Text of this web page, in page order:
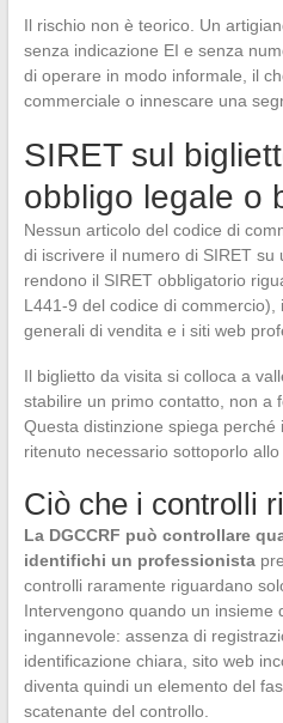
Il rischio non è teorico. Un
senza indicazione EI e senza
di operare in modo informale, il
commerciale o innescare una
SIRET sul
obbligo legale o
Nessun articolo del codice di
di iscrivere il numero di SIRET su
rendono il SIRET obbligatorio
L441-9 del codice di commercio),
generali di vendita e i siti web
Il biglietto da visita si colloca a
stabilire un primo contatto, non a
Questa distinzione spiega perché
ritenuto necessario sottoporlo allo
Ciò che i controlli
La DGCCRF può controllare
identifichi un professionista
controlli raramente riguardano
Intervengono quando un insieme
ingannevole: assenza di
identificazione chiara, sito web
diventa quindi un elemento del
scatenante del controllo.